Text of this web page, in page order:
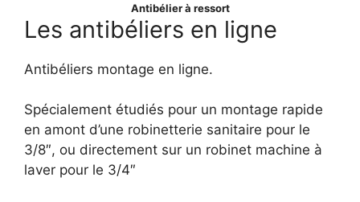
Antibélier à ressort
Les antibéliers en ligne
Antibéliers montage en ligne.
Spécialement étudiés pour un montage rapide
en amont d’une robinetterie sanitaire pour le
3/8″, ou directement sur un robinet machine à
laver pour le 3/4″